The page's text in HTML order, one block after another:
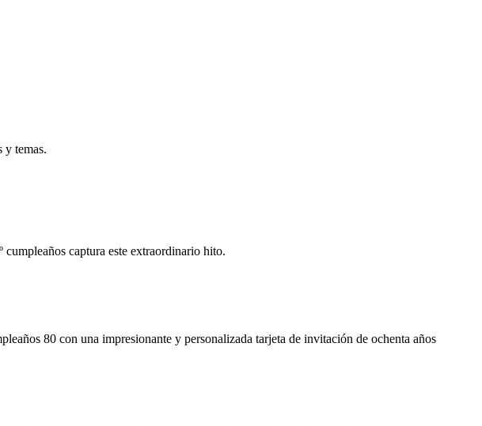
y temas.
captura este extraordinario hito.
80 con una impresionante y personalizada tarjeta de invitación de ochenta años